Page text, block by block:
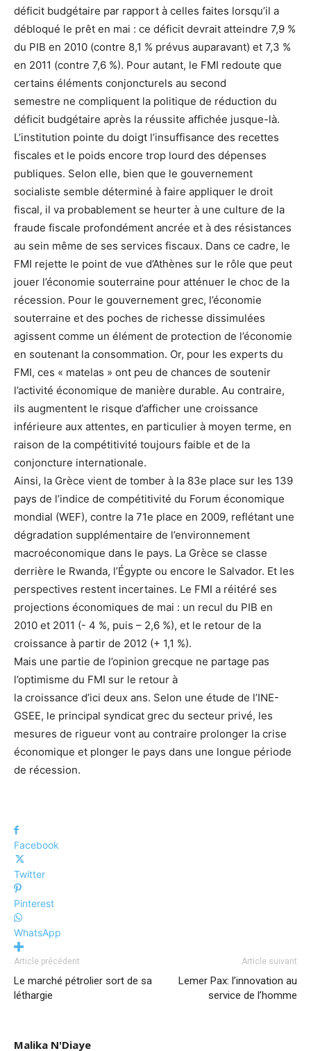
déficit budgétaire par rapport à celles faites lorsqu’il a
débloqué le prêt en mai : ce déficit devrait atteindre 7,9 %
du PIB en 2010 (contre 8,1 % prévus auparavant) et 7,3 %
en 2011 (contre 7,6 %). Pour autant, le FMI redoute que
certains éléments conjoncturels au second
semestre ne compliquent la politique de réduction du
déficit budgétaire après la réussite affichée jusque-là.
L’institution pointe du doigt l’insuffisance des recettes
fiscales et le poids encore trop lourd des dépenses
publiques. Selon elle, bien que le gouvernement
socialiste semble déterminé à faire appliquer le droit
fiscal, il va probablement se heurter à une culture de la
fraude fiscale profondément ancrée et à des résistances
au sein même de ses services fiscaux. Dans ce cadre, le
FMI rejette le point de vue d’Athènes sur le rôle que peut
jouer l’économie souterraine pour atténuer le choc de la
récession. Pour le gouvernement grec, l’économie
souterraine et des poches de richesse dissimulées
agissent comme un élément de protection de l’économie
en soutenant la consommation. Or, pour les experts du
FMI, ces « matelas » ont peu de chances de soutenir
l’activité économique de manière durable. Au contraire,
ils augmentent le risque d’afficher une croissance
inférieure aux attentes, en particulier à moyen terme, en
raison de la compétitivité toujours faible et de la
conjoncture internationale.
Ainsi, la Grèce vient de tomber à la 83e place sur les 139
pays de l’indice de compétitivité du Forum économique
mondial (WEF), contre la 71e place en 2009, reflétant une
dégradation supplémentaire de l’environnement
macroéconomique dans le pays. La Grèce se classe
derrière le Rwanda, l’Égypte ou encore le Salvador. Et les
perspectives restent incertaines. Le FMI a réitéré ses
projections économiques de mai : un recul du PIB en
2010 et 2011 (- 4 %, puis – 2,6 %), et le retour de la
croissance à partir de 2012 (+ 1,1 %).
Mais une partie de l’opinion grecque ne partage pas
l’optimisme du FMI sur le retour à
la croissance d’ici deux ans. Selon une étude de l’INE-
GSEE, le principal syndicat grec du secteur privé, les
mesures de rigueur vont au contraire prolonger la crise
économique et plonger le pays dans une longue période
de récession.
Facebook
Twitter
Pinterest
WhatsApp
Article précédent
Le marché pétrolier sort de sa
léthargie
Article suivant
Lemer Pax: l’innovation au
service de l’homme
Malika N'Diaye